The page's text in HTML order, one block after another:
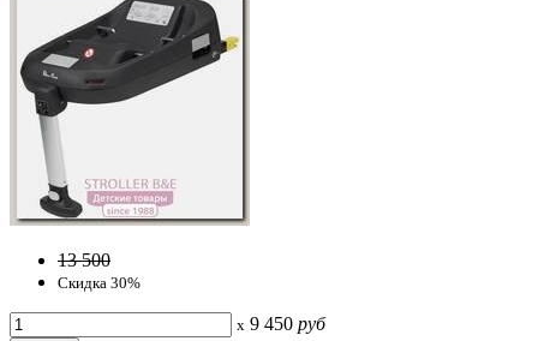
13 500
Скидка 30%
x 9 450 руб